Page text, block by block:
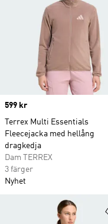
Price
599 kr
Terrex Multi Essentials
Fleecejacka med hellång
dragkedja
Dam TERREX
3 färger
Nyhet